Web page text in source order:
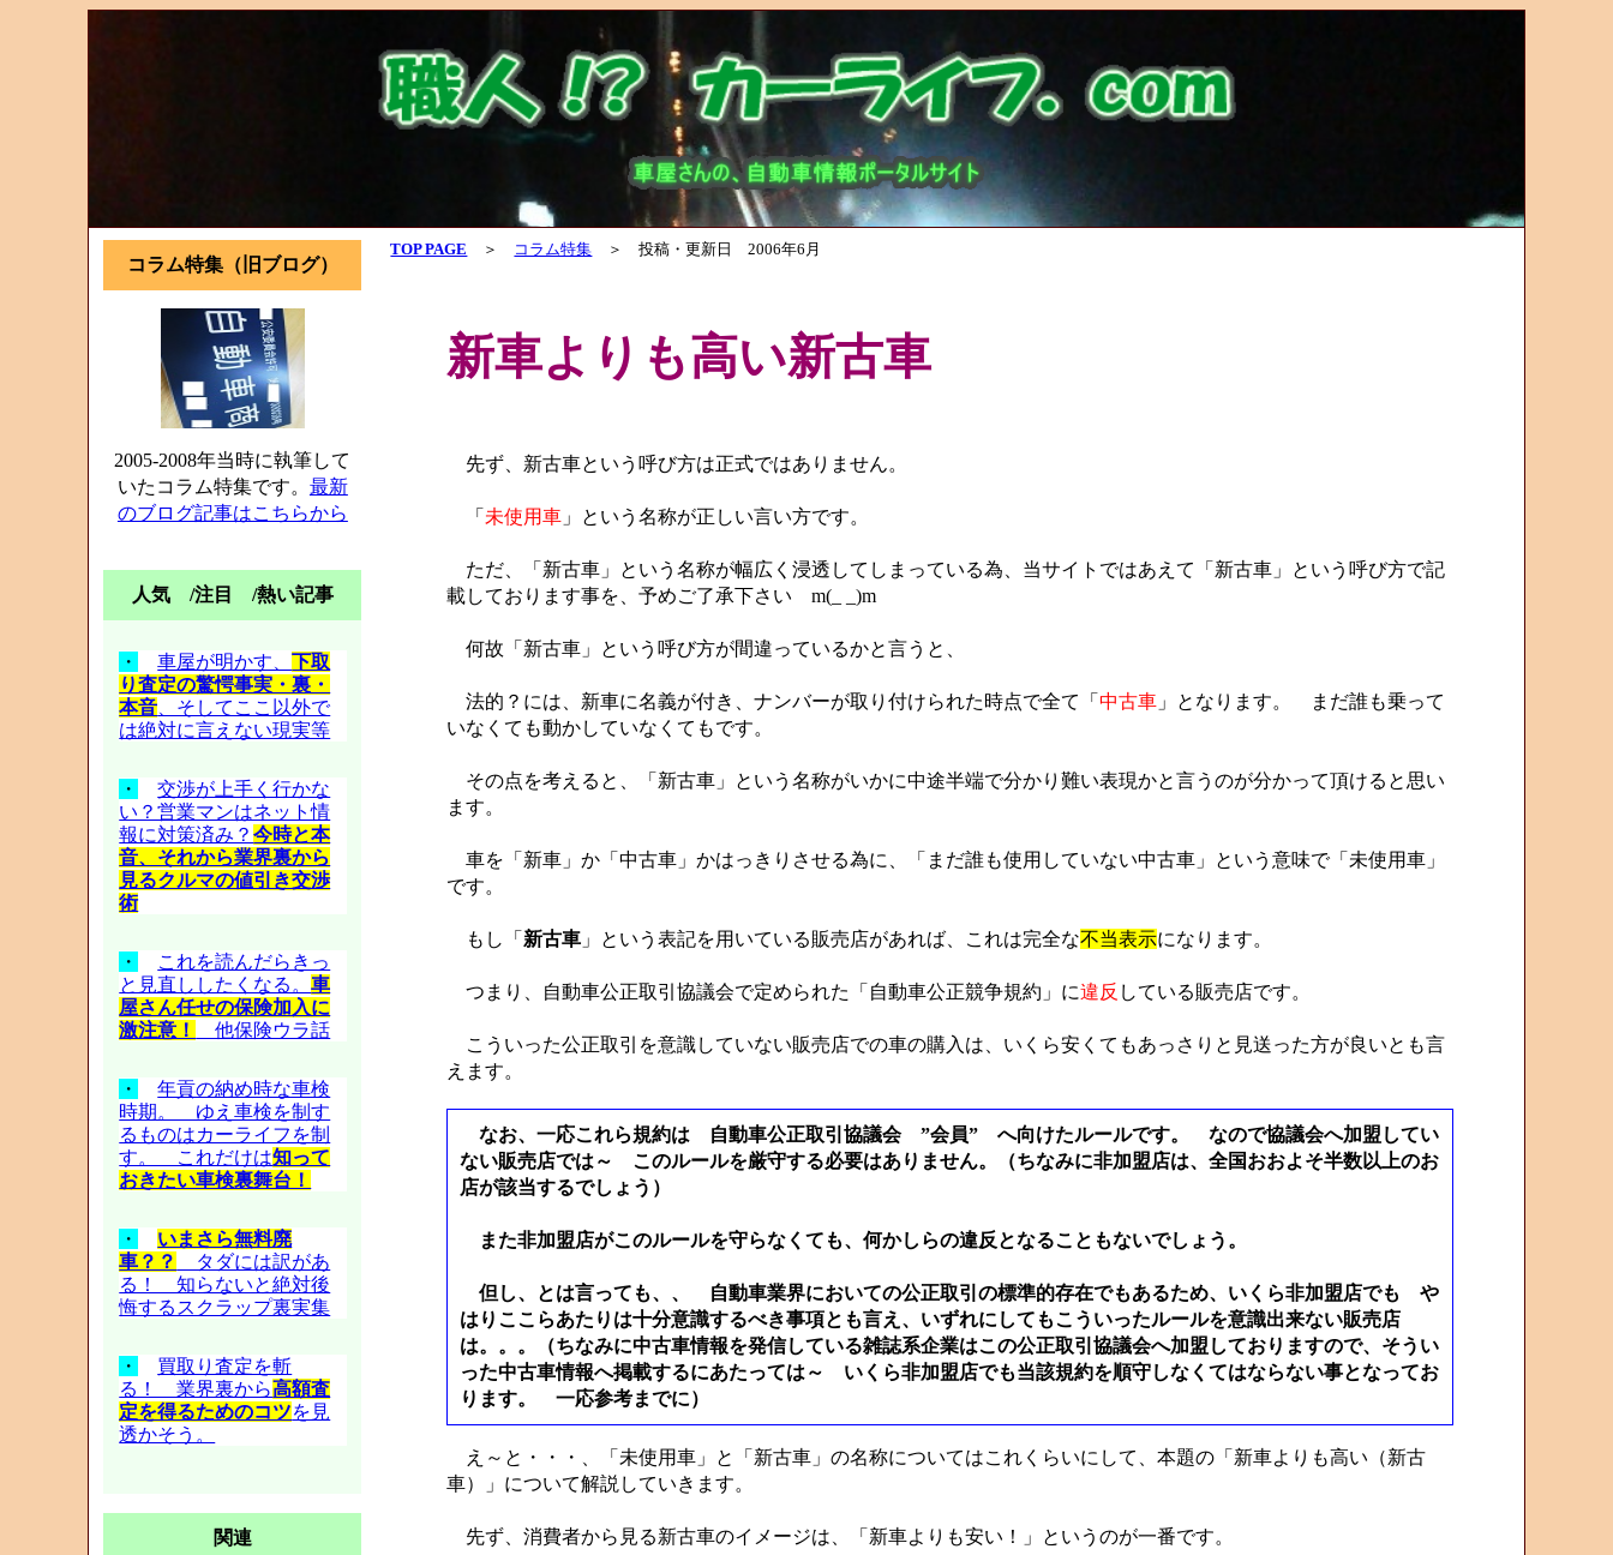
TOP PAGE ＞ コラム特集 ＞ 投稿・更新日 2006年6月
新車よりも高い新古車
先ず、新古車という呼び方は正式ではありません。
「 未使用車 」という名称が正しい言い方です。
ただ、「新古車」という名称が幅広く浸透してしまっている為、当サイトではあえて「新古車」という呼び方で記
載しております事を、予めご了承下さい m(_ _)m
何故「新古車」という呼び方が間違っているかと言うと、
法的？には、新車に名義が付き、ナンバーが取り付けられた時点で全て「中古車 」となります。 まだ誰も乗って
いなくても動かしていなくてもです。
その点を考えると、「新古車」という名称がいかに中途半端で分かり難い表現かと言うのが分かって頂けると思い
ます。
車を「新車」か「中古車」かはっきりさせる為に、「まだ誰も使用していない中古車」という意味で「未使用車」
です。
もし「 新古車 」という表記を用いている販売店があれば、これは完全な不当表示になります。
つまり、自動車公正取引協議会で定められた「自動車公正競争規約」に違反 している販売店です。
こういった公正取引を意識していない販売店での車の購入は、いくら安くてもあっさりと見送った方が良いとも言
えます。
なお、一応これら規約は 自動車公正取引協議会 ”会員” へ向けたルールです。 なので協議会へ加盟してい
ない販売店では～ このルールを厳守する必要はありません。（ちなみに非加盟店は、全国おおよそ半数以上のお
店が該当するでしょう）
また非加盟店がこのルールを守らなくても、何かしらの違反となることもないでしょう。
但し、とは言っても、、 自動車業界においての公正取引の標準的存在でもあるため、いくら非加盟店でも や
はりここらあたりは十分意識するべき事項とも言え、いずれにしてもこういったルールを意識出来ない販売店
は。。。（ちなみに中古車情報を発信している雑誌系企業はこの公正取引協議会へ加盟しておりますので、そうい
った中古車情報へ掲載するにあたっては～ いくら非加盟店でも当該規約を順守しなくてはならない事となってお
ります。 一応参考までに）
え～と・・・、「未使用車」と「新古車」の名称についてはこれくらいにして、本題の「新車よりも高い（新古
車）」について解説していきます。
先ず、消費者から見る新古車のイメージは、「新車よりも安い！」というのが一番です。
コラム特集（旧ブログ）
2005-2008年当時に執筆して
いたコラム特集です。 最新
のブログ記事はこちらから
人気 /注目 /熱い記事
・ 車屋が明かす、下取
り査定の驚愕事実・裏・
本音 、そしてここ以外で
は絶対に言えない現実等
・
交渉が上手く行かな
い？営業マンはネット情
報に対策済み？今時と本
音、それから業界裏から
見るクルマの値引き交渉
術
・
これを読んだらきっ
と見直ししたくなる。車
屋さん任せの保険加入に
激注意！
他保険ウラ話
・
年貢の納め時な車検
時期。 ゆえ車検を制す
るものはカーライフを制
す。 これだけは知って
おきたい車検裏舞台！
・
いまさら無料廃
車？？
タダには訳があ
る！ 知らないと絶対後
悔するスクラップ裏実集
・
買取り査定を斬
る！ 業界裏から高額査
定を得るためのコツを見
透かそう。
関連